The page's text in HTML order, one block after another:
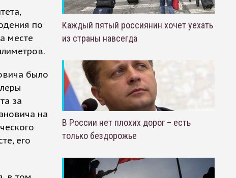
по
месте
было
за
на
его
Каждый пятый россиянин хочет уехать
из страны навсегда
В России нет плохих дорог – есть
только бездорожье